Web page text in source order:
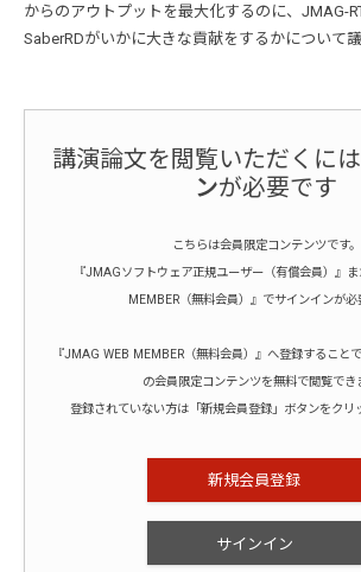
からのアウトプットを最大化するのに、JMAG-
SaberRDがいかに大きな貢献をするかについて議
講演論文を閲覧いただくには
ンが必要です
こちらは会員限定コンテンツです。
『JMAGソフトウェア正規ユーザー（有償会員）』
MEMBER（無料会員）』でサインインが必
『JMAG WEB MEMBER（無料会員）』へ登録すること
の会員限定コンテンツを無料で閲覧でき
登録されていない方は「新規会員登録」ボタンをクリ
新規会員登録
サインイン